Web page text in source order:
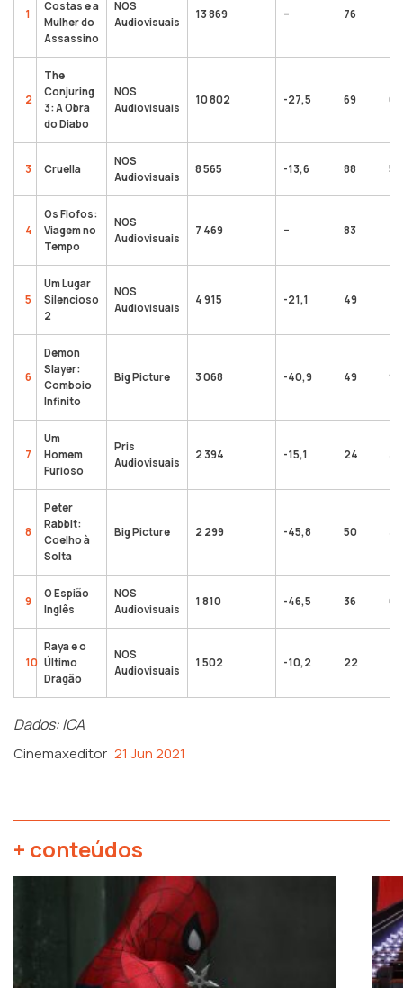
1
Costas e a
Mulher do
Assassino
NOS
Audiovisuais
13 869 – 76
2
The
Conjuring
3: A Obra
do Diabo
NOS
Audiovisuais
10 802 -27,5 69 62
3 Cruella
NOS
Audiovisuais
8 565 -13,6 88
4
Os Flofos:
Viagem no
Tempo
NOS
Audiovisuais
7 469 – 83
5
Um Lugar
Silencioso
2
NOS
Audiovisuais
4 915 -21,1 49
6
Demon
Slayer:
Comboio
Infinito
Big Picture 3 068 -40,9 49 9
7
Um
Homem
Furioso
Pris
Audiovisuais
2 394 -15,1 24
8
Peter
Rabbit:
Coelho à
Solta
Big Picture 2 299 -45,8 50
9
O Espião
Inglês
NOS
Audiovisuais
1 810 -46,5 36 6
10
Raya e o
Último
Dragão
NOS
Audiovisuais
1 502 -10,2 22
Dados: ICA
Cinemaxeditor 21 Jun 2021
+ conteúdos